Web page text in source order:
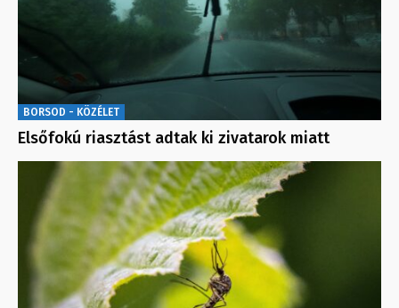
BORSOD - KÖZÉLET
Elsőfokú riasztást adtak ki zivatarok miatt